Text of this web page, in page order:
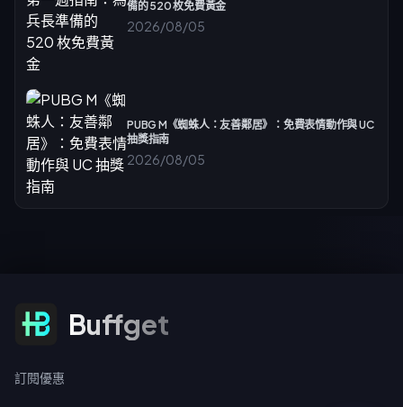
備的 520 枚免費黃金
2026/08/05
PUBG M《蜘蛛人：友善鄰居》：免費表情動作與 UC
抽獎指南
2026/08/05
訂閱優惠 Buffget
訂閱優惠